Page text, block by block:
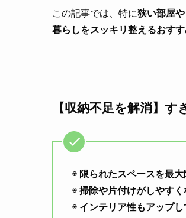
この記事では、特に狭い部屋
暮らしをスッキリ整えるおす
【収納不足を解消】
◉ 限られたスペースを最大
◉ 掃除や片付けがしやすく
◉ インテリア性もアップ